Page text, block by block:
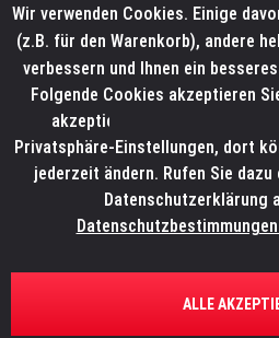
ÜBERSICHT
ELATION 9900008437
Wir verwenden Cookies. Einige
(z.B. für den Warenkorb), andere
verbessern und Ihnen ein
Folgende Cookies akzeptieren
akzeptieren. Weitere
Privatsphäre-Einstellungen, dort
jederzeit ändern. Rufen Sie
Datenschutzerklärung
ALLE